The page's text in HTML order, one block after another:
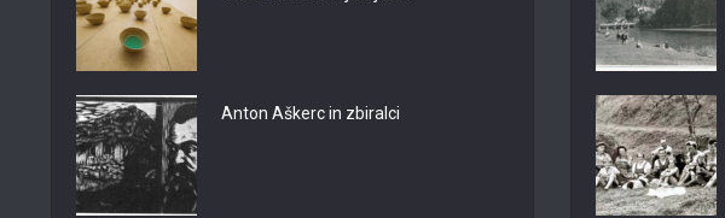
Anton Aškerc in zbiralci